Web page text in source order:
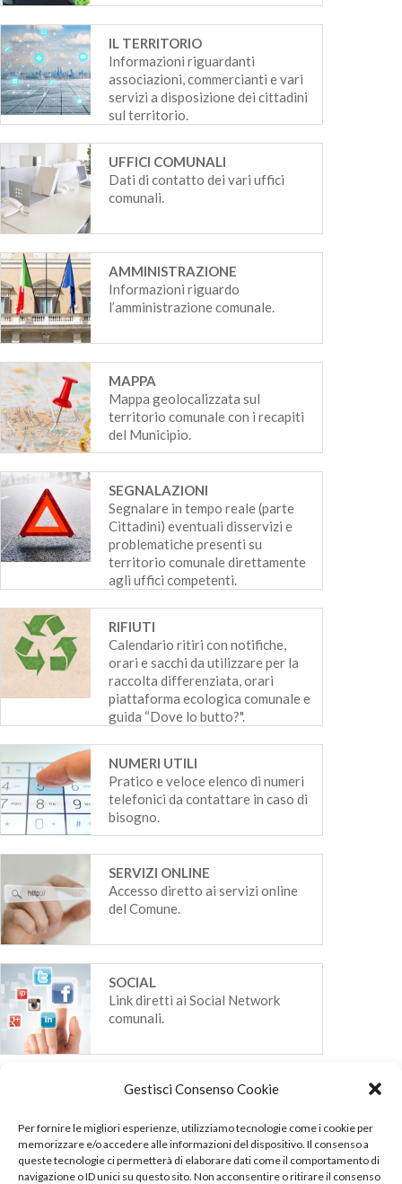
Gestisci Consenso Cookie
Per fornire le migliori esperienze, utilizziamo tecnologie come i cookie per
memorizzare e/o accedere alle informazioni del dispositivo. Il consenso a
queste tecnologie ci permetterà di elaborare dati come il comportamento di
navigazione o ID unici su questo sito. Non acconsentire o ritirare il consenso
IL TERRITORIO
Informazioni riguardanti
associazioni, commercianti e vari
servizi a disposizione dei cittadini
sul territorio.
UFFICI COMUNALI
Dati di contatto dei vari uffici
comunali.
AMMINISTRAZIONE
Informazioni riguardo
l’amministrazione comunale.
MAPPA
Mappa geolocalizzata sul
territorio comunale con i recapiti
del Municipio.
SEGNALAZIONI
Segnalare in tempo reale (parte
Cittadini) eventuali disservizi e
problematiche presenti su
territorio comunale direttamente
agli uffici competenti.
RIFIUTI
Calendario ritiri con notifiche,
orari e sacchi da utilizzare per la
raccolta differenziata, orari
piattaforma ecologica comunale e
guida “Dove lo butto?".
NUMERI UTILI
Pratico e veloce elenco di numeri
telefonici da contattare in caso di
bisogno.
SERVIZI ONLINE
Accesso diretto ai servizi online
del Comune.
SOCIAL
Link diretti ai Social Network
comunali.